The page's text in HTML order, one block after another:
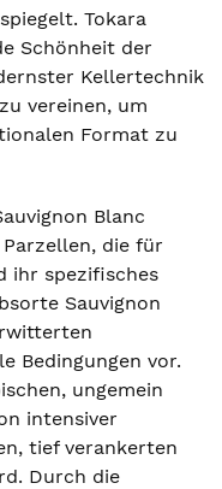
Tokara
Schönheit der
Kellertechnik
vereinen, um
Format zu
Blanc
die für
ihr spezifisches
Sauvignon
Bedingungen vor.
ungemein
intensiver
tief verankerten
Durch die